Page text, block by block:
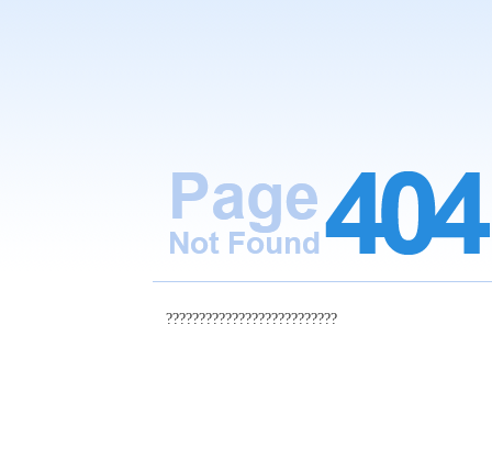
??????????????????????????